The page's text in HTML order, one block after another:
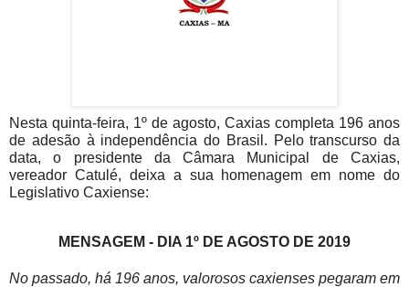
Nesta quinta-feira, 1º de agosto, Caxias completa 196 anos
de adesão à independência do Brasil. Pelo transcurso da
data, o presidente da Câmara Municipal de Caxias,
vereador Catulé, deixa a sua homenagem em nome do
Legislativo Caxiense:
MENSAGEM - DIA 1º DE AGOSTO DE 2019
No passado, há 196 anos, valorosos caxienses pegaram em